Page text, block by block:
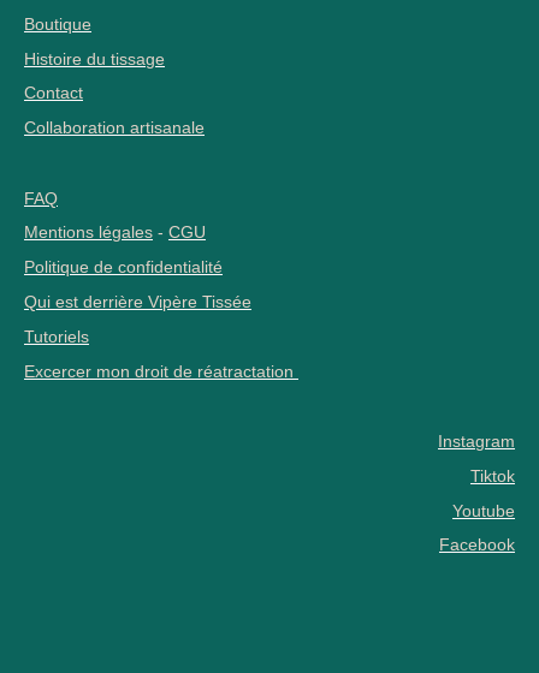
Boutique
Histoire du tissage
Contact
Collaboration artisanale
FAQ
Mentions légales - CGU
Politique de confidentialité
Qui est derrière Vipère Tissée
Tutoriels
Excercer mon droit de réatractation
Instagram
Tiktok
Youtube
Facebook